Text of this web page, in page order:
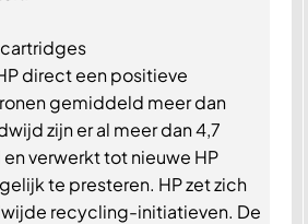
direct een positieve
gemiddeld meer dan
zijn er al meer dan 4,7
verwerkt tot nieuwe HP
te presteren. HP zet zich
recycling-initiatieven. De